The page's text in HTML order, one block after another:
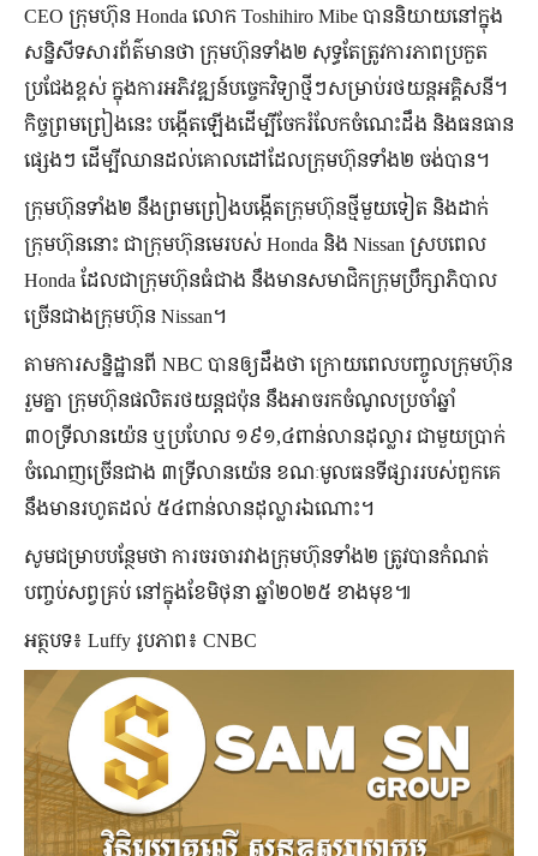
CEO ក្រុមហ៊ុន Honda លោក Toshihiro Mibe បាននិយាយនៅក្នុង
សន្និសីទសារព័ត៌មានថា ក្រុមហ៊ុនទាំង២ សុទ្ធតែត្រូវការភាពប្រកួត
ប្រជែងខ្ពស់ ក្នុងការអភិវឌ្ឍន៍បច្ចេកវិទ្យាថ្មីៗសម្រាប់រថយន្តអគ្គិសនី។
កិច្ចព្រមព្រៀងនេះ បង្កើតឡើងដើម្បីចែករំលែកចំណេះដឹង និងធនធាន
ផ្សេងៗ ដើម្បីឈានដល់គោលដៅដែលក្រុមហ៊ុនទាំង២ ចង់បាន។
ក្រុមហ៊ុនទាំង២ នឹងព្រមព្រៀងបង្កើតក្រុមហ៊ុនថ្មីមួយទៀត និងដាក់
ក្រុមហ៊ុននោះ ជាក្រុមហ៊ុនមេរបស់ Honda និង Nissan ស្របពេល
Honda ដែលជាក្រុមហ៊ុនធំជាង នឹងមានសមាជិកក្រុមប្រឹក្សាភិបាល
ច្រើនជាងក្រុមហ៊ុន Nissan។
តាមការសន្និដ្ឋានពី NBC បានឲ្យដឹងថា ក្រោយពេលបញ្ចូលក្រុមហ៊ុន
រួមគ្នា ក្រុមហ៊ុនផលិតរថយន្តជប៉ុន នឹងអាចរកចំណូលប្រចាំឆ្នាំ
៣០ទ្រីលានយ៉េន ឬប្រហែល ១៩១,៤ពាន់លានដុល្លារ ជាមួយប្រាក់
ចំណេញច្រើនជាង ៣ទ្រីលានយ៉េន ខណៈមូលធនទីផ្សាររបស់ពួកគេ
នឹងមានរហូតដល់ ៥៤ពាន់លានដុល្លារឯណោះ។
សូមជម្រាបបន្ថែមថា ការចរចារវាងក្រុមហ៊ុនទាំង២ ត្រូវបានកំណត់
បញ្ចប់សព្វគ្រប់ នៅក្នុងខែមិថុនា ឆ្នាំ២០២៥ ខាងមុខ៕
អត្ថបទ៖ Luffy រូបភាព៖ CNBC